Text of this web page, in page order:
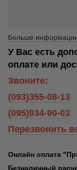
Больше
У Вас есть
оплате или
Звоните:
(093)355-08-13
(095)934-90-03
Перезвонить
Онлайн оплата
Безналичный